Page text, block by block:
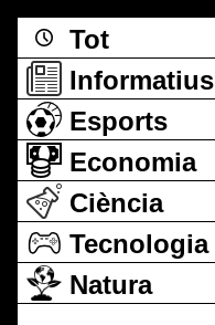
Tot
Informatius
Esports
Economia
Ciència
Tecnologia
Natura